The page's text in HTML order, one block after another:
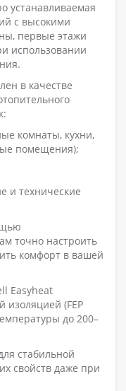
устанавливаемая
с высокими
первые этажи
использовании
в качестве
комнаты, кухни,
помещения);
и технические
точно настроить
комфорт в вашей
Easyheat
(FEP
до 200–
стабильной
свойств даже при